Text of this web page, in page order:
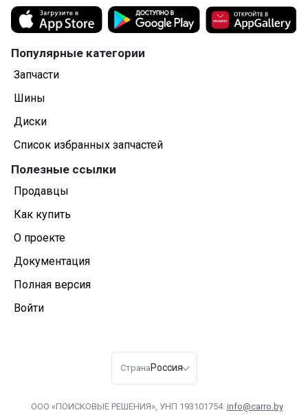
Популярные категории
Запчасти
Шины
Диски
Список избранных запчастей
Полезные ссылки
Продавцы
Как купить
О проекте
Документация
Полная версия
Войти
Страна Россия
ООО «ПОИСКОВЫЕ РЕШЕНИЯ», УНП 193101754. info@carro.by